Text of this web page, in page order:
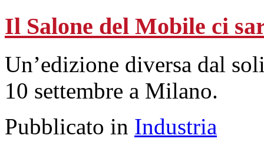
Il Salone del Mobile ci
Un’edizione diversa dal
10 settembre a Milano.
Pubblicato in Industria